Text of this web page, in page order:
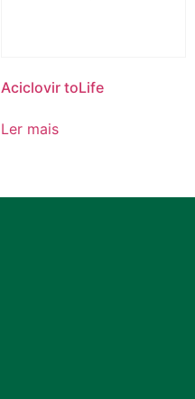
Aciclovir toLife
Ler mais